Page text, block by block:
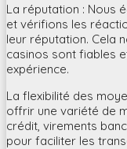
La réputation : Nous
et vérifions les
leur réputation. Cela
casinos sont fiables
expérience.
La flexibilité des
offrir une variété de
crédit, virements
pour faciliter les